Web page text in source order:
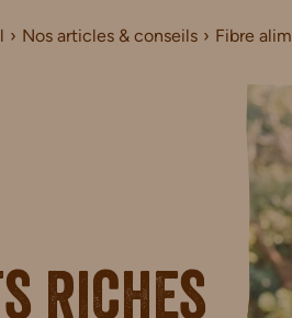
& Sans Sucres Ajoutés
Sucres & Sans Sucres Ajoutés
Sucres & Sans Sucres Ajoutés
savoir-faire français
Sans sucres
Nos articles & conseils Fibre